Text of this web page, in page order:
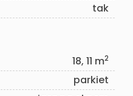
tak
18, 11 m2
parkiet